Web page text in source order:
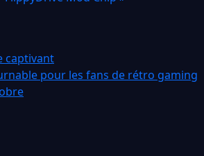
captivant
pour les fans de rétro gaming